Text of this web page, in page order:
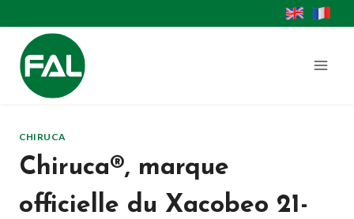
au
contenu
CHIRUCA
Chiruca®, marque
officielle du Xacobeo 21-